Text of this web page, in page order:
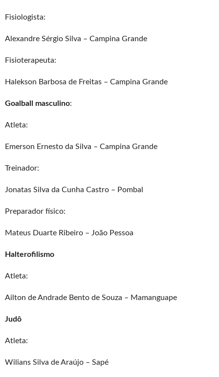
Fisiologista:
Alexandre Sérgio Silva – Campina Grande
Fisioterapeuta:
Halekson Barbosa de Freitas – Campina Grande
Goalball masculino:
Atleta:
Emerson Ernesto da Silva – Campina Grande
Treinador:
Jonatas Silva da Cunha Castro – Pombal
Preparador físico:
Mateus Duarte Ribeiro – João Pessoa
Halterofilismo
Atleta:
Ailton de Andrade Bento de Souza – Mamanguape
Judô
Atleta:
Wilians Silva de Araújo – Sapé